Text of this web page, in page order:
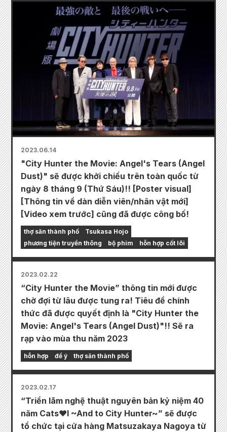
2023.06.14
"City Hunter the Movie: Angel's Tears (Angel
Dust)" sẽ được khởi chiếu trên toàn quốc từ
ngày 8 tháng 9 (Thứ Sáu)!! [Poster visual]
[Thông tin về dàn diễn viên/nhân vật mới]
[Video xem trước] cũng đã được công bố!
thợ săn thành phố
Tsukasa Hojo
phương tiện truyền thông
bộ phim hỗn hợp cốt lõi
2023.02.22
“City Hunter the Movie” thông tin mới được
chờ đợi từ lâu được tung ra! Tiêu đề chính
thức đã được quyết định là "City Hunter the
Movie: Angel's Tears (Angel Dust)"!! Sẽ ra
rạp vào mùa thu năm 2023
hỗn hợp để ý thợ săn thành phố
2023.02.17
“Triển lãm nghệ thuật nguyên bản kỷ niệm 40
năm Cats♥I ~And to City Hunter~” sẽ được
tổ chức tại cửa hàng Matsuzakaya Nagoya từ